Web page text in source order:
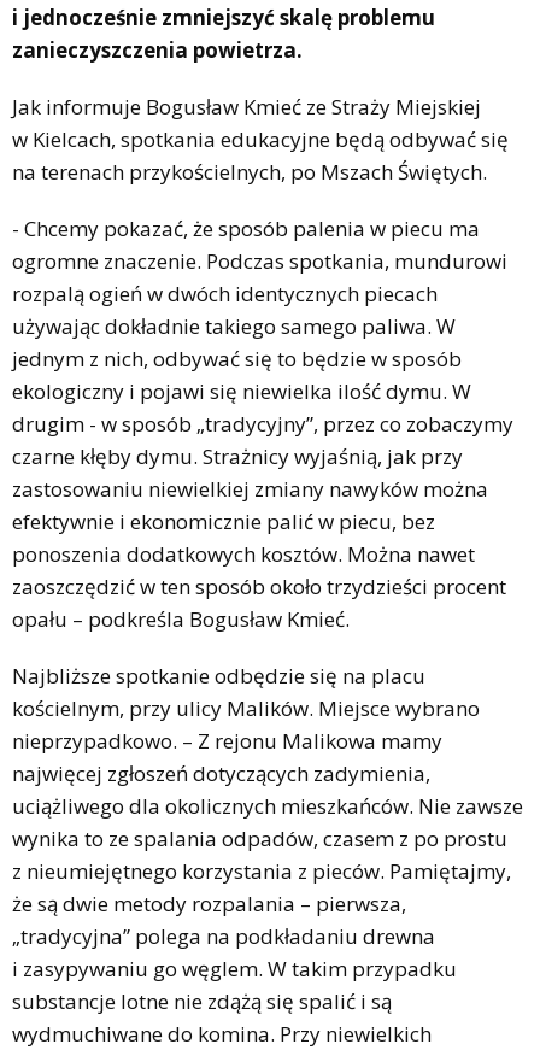
i jednocześnie zmniejszyć skalę problemu
zanieczyszczenia powietrza.
Jak informuje Bogusław Kmieć ze Straży Miejskiej
w Kielcach, spotkania edukacyjne będą odbywać się
na terenach przykościelnych, po Mszach Świętych.
- Chcemy pokazać, że sposób palenia w piecu ma
ogromne znaczenie. Podczas spotkania, mundurowi
rozpalą ogień w dwóch identycznych piecach
używając dokładnie takiego samego paliwa. W
jednym z nich, odbywać się to będzie w sposób
ekologiczny i pojawi się niewielka ilość dymu. W
drugim - w sposób „tradycyjny”, przez co zobaczymy
czarne kłęby dymu. Strażnicy wyjaśnią, jak przy
zastosowaniu niewielkiej zmiany nawyków można
efektywnie i ekonomicznie palić w piecu, bez
ponoszenia dodatkowych kosztów. Można nawet
zaoszczędzić w ten sposób około trzydzieści procent
opału – podkreśla Bogusław Kmieć.
Najbliższe spotkanie odbędzie się na placu
kościelnym, przy ulicy Malików. Miejsce wybrano
nieprzypadkowo. – Z rejonu Malikowa mamy
najwięcej zgłoszeń dotyczących zadymienia,
uciążliwego dla okolicznych mieszkańców. Nie zawsze
wynika to ze spalania odpadów, czasem z po prostu
z nieumiejętnego korzystania z pieców. Pamiętajmy,
że są dwie metody rozpalania – pierwsza,
„tradycyjna” polega na podkładaniu drewna
i zasypywaniu go węglem. W takim przypadku
substancje lotne nie zdążą się spalić i są
wydmuchiwane do komina. Przy niewielkich